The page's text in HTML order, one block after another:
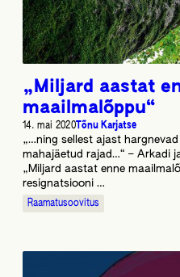
„Miljard aastat
maailmalõppu“
14. mai 2020Tõnu Karjatse
„…ning sellest ajast
mahajäetud rajad…“ – Arkadi
„Miljard aastat enne
resignatsiooni …
Raamatusoovitus